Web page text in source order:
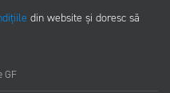
din website și doresc să
GF